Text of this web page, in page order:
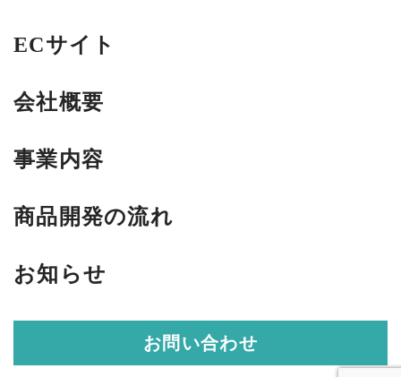
ECサイト
会社概要
事業内容
商品開発の流れ
お知らせ
お問い合わせ